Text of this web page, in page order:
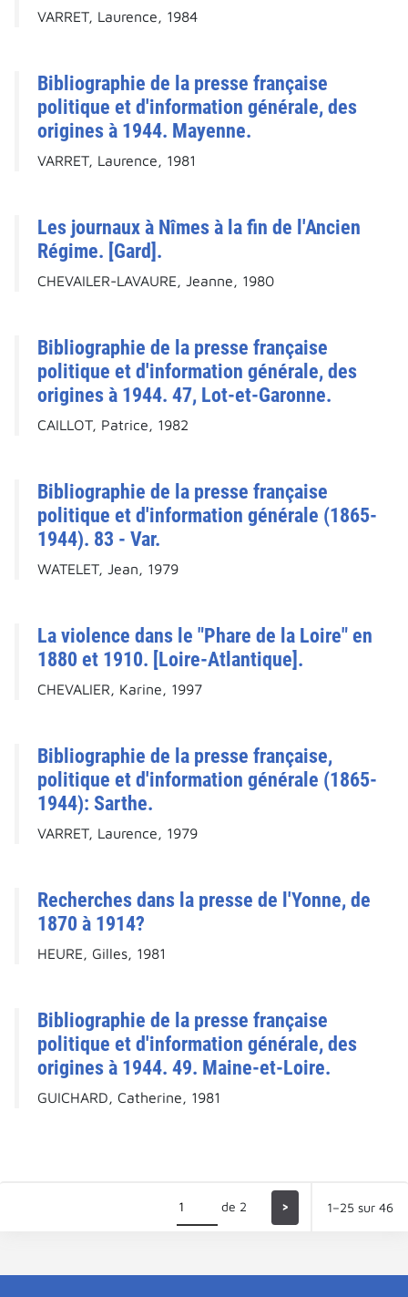
VARRET, Laurence, 1984
Bibliographie de la presse française
politique et d'information générale, des
origines à 1944. Mayenne.
VARRET, Laurence, 1981
Les journaux à Nîmes à la fin de l'Ancien
Régime. [Gard].
CHEVAILER-LAVAURE, Jeanne, 1980
Bibliographie de la presse française
politique et d'information générale, des
origines à 1944. 47, Lot-et-Garonne.
CAILLOT, Patrice, 1982
Bibliographie de la presse française
politique et d'information générale (1865-
1944). 83 - Var.
WATELET, Jean, 1979
La violence dans le "Phare de la Loire" en
1880 et 1910. [Loire-Atlantique].
CHEVALIER, Karine, 1997
Bibliographie de la presse française,
politique et d'information générale (1865-
1944): Sarthe.
VARRET, Laurence, 1979
Recherches dans la presse de l'Yonne, de
1870 à 1914?
HEURE, Gilles, 1981
Bibliographie de la presse française
politique et d'information générale, des
origines à 1944. 49. Maine-et-Loire.
GUICHARD, Catherine, 1981
de 2 > 1–25 sur 46